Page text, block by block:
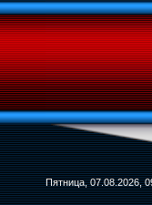
Пятница, 07.08.2026,